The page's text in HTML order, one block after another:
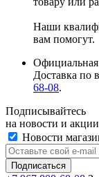
Наши
вам помогут.
Официальная
Доставка по
68-08.
Подписывайтесь
на новости и акции
Новости